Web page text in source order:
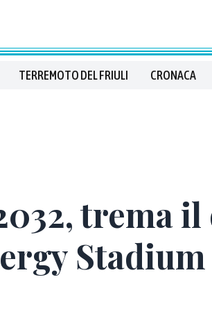
TERREMOTO DEL FRIULI CRONACA
trema